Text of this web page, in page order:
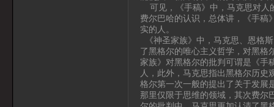
可见，《手稿》中，马克思对人
费尔巴哈的认识，总体讲，《手稿
实的人。
《神圣家族》中，马克思、恩格
了黑格尔的唯心主义哲学，对黑格
家族》对黑格尔的批判可谓是《手
人，此外，马克思指出黑格尔历
格尔第一次一般的提出了关于发展
那里仅限于思维的领域，其次费尔